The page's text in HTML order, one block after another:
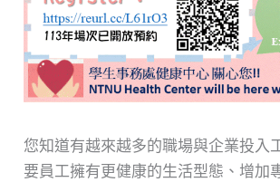
您知道有越來越多的職場與企業投入
要員工擁有更健康的生活型態、增加